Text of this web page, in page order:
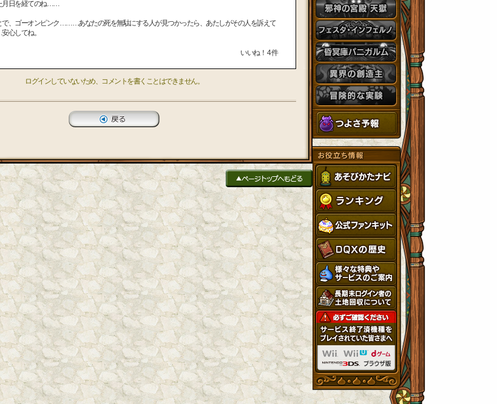
月日を経てのね……
、ゴーオンピンク………あなたの死を無駄にする人が見つかったら、あたしがその人を訴えて
心してね。
いいね！ 4件
ログインしていないため、コメントを書くことはできません。